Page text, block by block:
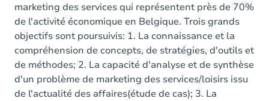
marketing des services qui représentent près de 70%
de l'activité économique en Belgique. Trois grands
objectifs sont poursuivis: 1. La connaissance et la
compréhension de concepts, de stratégies, d'outils et
de méthodes; 2. La capacité d'analyse et de synthèse
d'un problème de marketing des services/loisirs issu
de l'actualité des affaires(étude de cas); 3. La